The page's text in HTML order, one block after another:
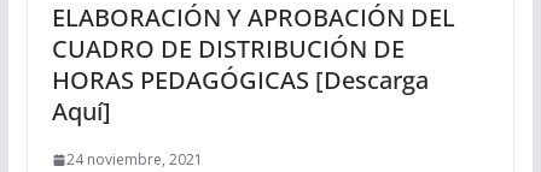
ELABORACIÓN Y APROBACIÓN DEL
CUADRO DE DISTRIBUCIÓN DE
HORAS PEDAGÓGICAS [Descarga
Aquí]
24 noviembre, 2021